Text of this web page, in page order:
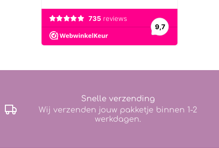
Snelle verzending
Wij verzenden jouw pakketje binnen 1-2
werkdagen.